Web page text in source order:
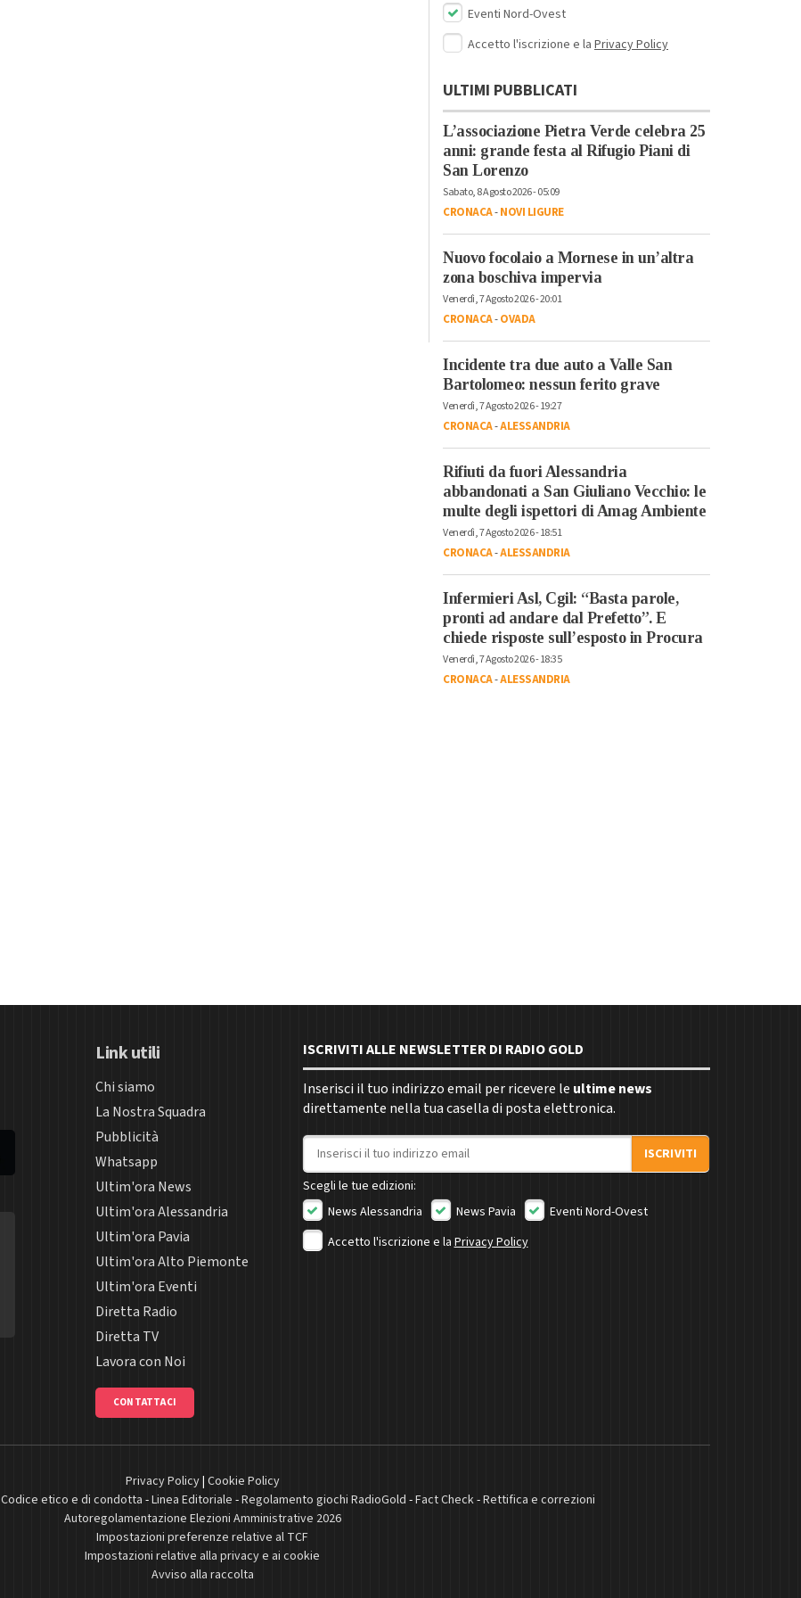
Eventi Nord-Ovest
Accetto l'iscrizione e la Privacy Policy
ULTIMI PUBBLICATI
L’associazione Pietra Verde celebra 25
anni: grande festa al Rifugio Piani di
San Lorenzo
Sabato, 8 Agosto 2026 - 05:09
CRONACA-NOVI LIGURE
Nuovo focolaio a Mornese in un’altra
zona boschiva impervia
Venerdì, 7 Agosto 2026 - 20:01
CRONACA-OVADA
Incidente tra due auto a Valle San
Bartolomeo: nessun ferito grave
Venerdì, 7 Agosto 2026 - 19:27
CRONACA-ALESSANDRIA
Rifiuti da fuori Alessandria
abbandonati a San Giuliano Vecchio: le
multe degli ispettori di Amag Ambiente
Venerdì, 7 Agosto 2026 - 18:51
CRONACA-ALESSANDRIA
Infermieri Asl, Cgil: “Basta parole,
pronti ad andare dal Prefetto”. E
chiede risposte sull’esposto in Procura
Venerdì, 7 Agosto 2026 - 18:35
CRONACA-ALESSANDRIA
Link utili
Chi siamo
La Nostra Squadra
Pubblicità
Whatsapp
Ultim'ora News
Ultim'ora Alessandria
Ultim'ora Pavia
Ultim'ora Alto Piemonte
Ultim'ora Eventi
Diretta Radio
Diretta TV
Lavora con Noi
CONTATTACI
ISCRIVITI ALLE NEWSLETTER DI RADIO GOLD
Inserisci il tuo indirizzo email per ricevere le ultime news
direttamente nella tua casella di posta elettronica.
Indirizzo email
ISCRIVITI
Scegli le tue edizioni:
News Alessandria
News Pavia
Eventi Nord-Ovest
Accetto l'iscrizione e la Privacy Policy
Privacy Policy| Cookie Policy
Codice etico e di condotta -Linea Editoriale -Regolamento giochi RadioGold -Fact Check-Rettifica e correzioni
Autoregolamentazione Elezioni Amministrative 2026
Impostazioni preferenze relative al TCF
Impostazioni relative alla privacy e ai cookie
Avviso alla raccolta